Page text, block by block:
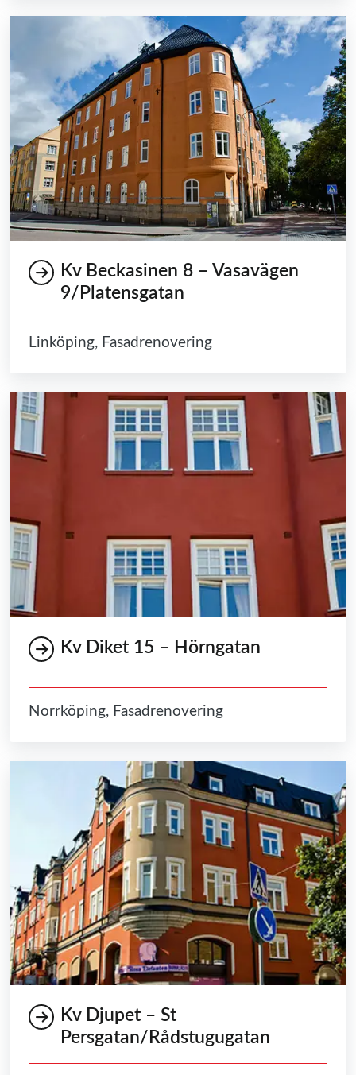
Kv Beckasinen 8 – Vasavägen
9/Platensgatan
Linköping, Fasadrenovering
Kv Diket 15 – Hörngatan
Norrköping, Fasadrenovering
Kv Djupet – St
Persgatan/Rådstugugatan